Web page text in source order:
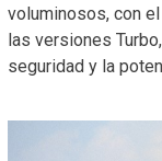
voluminosos, con
las versiones
seguridad y la